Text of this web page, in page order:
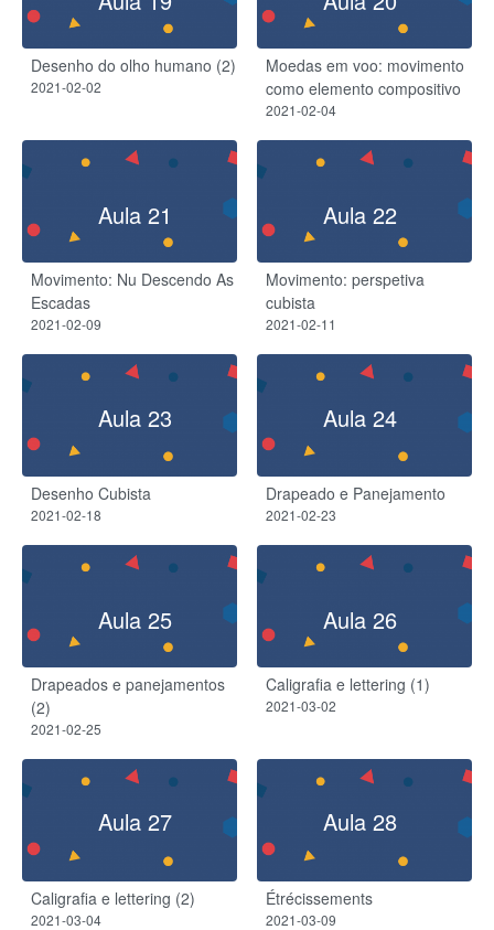
Desenho do olho humano (2)
2021-02-02
Moedas em voo: movimento
como elemento compositivo
2021-02-04
Aula 21
Movimento: Nu Descendo As
Escadas
2021-02-09
Aula 22
Movimento: perspetiva
cubista
2021-02-11
Aula 23
Desenho Cubista
2021-02-18
Aula 24
Drapeado e Panejamento
2021-02-23
Aula 25
Drapeados e panejamentos
(2)
2021-02-25
Aula 26
Caligrafia e lettering (1)
2021-03-02
Aula 27
Caligrafia e lettering (2)
2021-03-04
Aula 28
Étrécissements
2021-03-09